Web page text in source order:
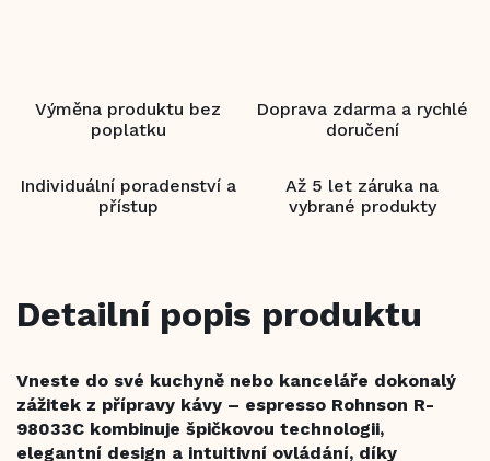
Výměna produktu bez
poplatku
Doprava zdarma a rychlé
doručení
Individuální poradenství a
přístup
Až 5 let záruka na
vybrané produkty
Detailní popis produktu
Vneste do své kuchyně nebo kanceláře dokonalý
zážitek z přípravy kávy – espresso Rohnson R-
98033C kombinuje špičkovou technologii,
elegantní design a intuitivní ovládání, díky